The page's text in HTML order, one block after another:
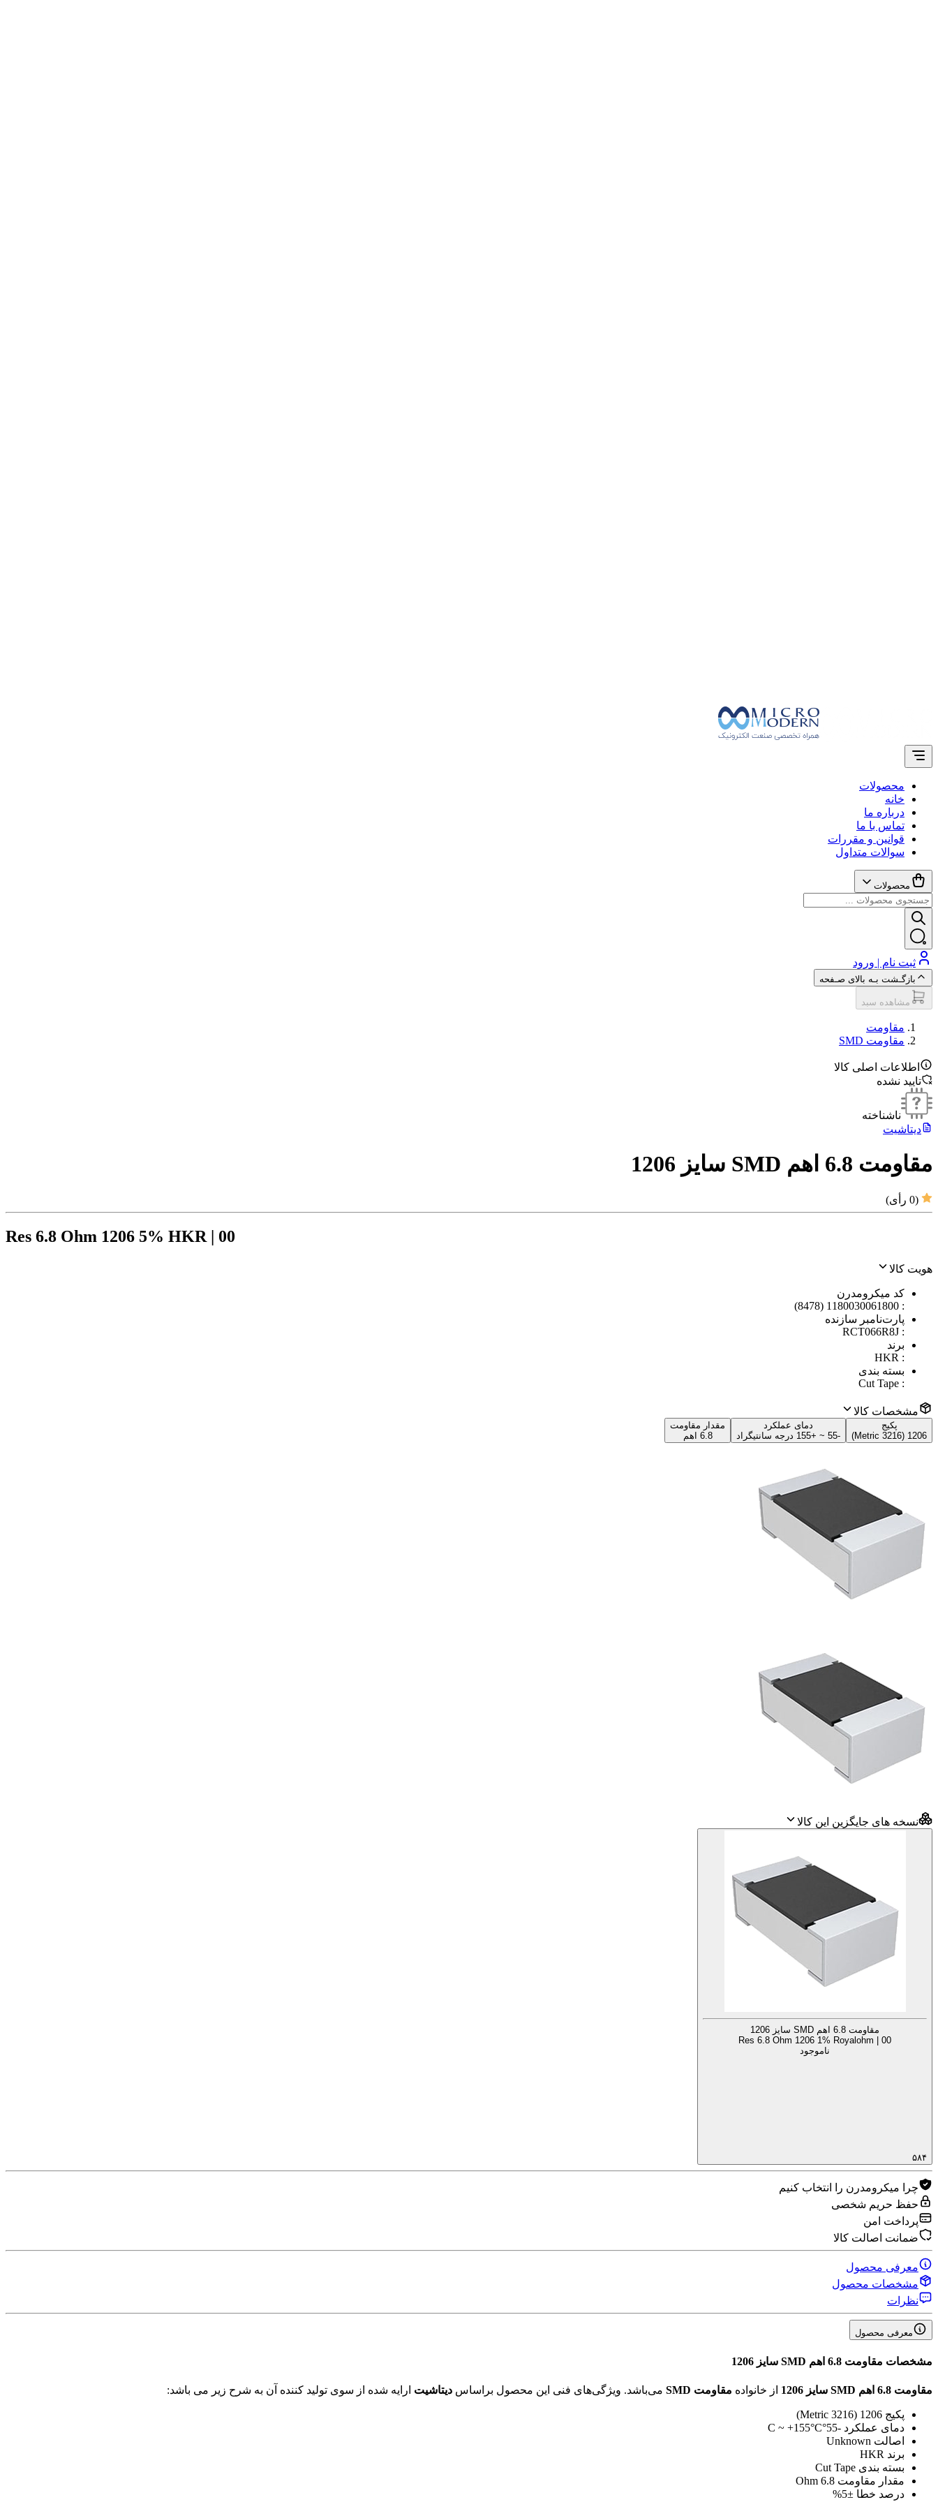
محصولات
خانه
درباره ما
تماس با ما
قوانین و مقررات
سوالات متداول
محصولات
ثبت نام | ورود
بازگـشت بـه بالای صـفحه
مشاهده سبد
مقاومت‌
مقاومت SMD
اطلاعات اصلی کالا
تایید نشده
ناشناخته
دیتاشیت
مقاومت 6.8 اهم SMD سایز 1206
(
0 رأی)
Res 6.8 Ohm 1206 5% HKR | 00
هویت کالا
کد میکرومدرن
:
1180030061800 (8478)
پارت‌نامبر سازنده
:
RCT066R8J
برند
:
HKR
بسته بندی
:
Cut Tape
مشخصات کالا
پکیج
1206 (3216 Metric)
دمای عملکرد
-55 ~ +155 درجه سانتیگراد
مقدار مقاومت
6.8 اهم
نسخه های جایگزین این کالا
مقاومت 6.8 اهم SMD سایز 1206
Res 6.8 Ohm 1206 1% Royalohm | 00
ناموجود
۵۸۴
چرا میکرومدرن را انتخاب کنیم
حفظ حریم شخصی
پرداخت امن
ضمانت اصالت کالا
معرفی محصول
مشخصات محصول
نظرات
معرفی محصول
مشخصات مقاومت 6.8 اهم SMD سایز 1206
مقاومت 6.8 اهم SMD سایز 1206 از خانواده مقاومت SMD می‌باشد. ویژگی‌های فنی این محصول براساس دیتاشیت ارایه شده از سوی تولید کننده آن به شرح زیر می باشد:
پکیج 1206 (3216 Metric)
دمای عملکرد -55°C ~ +155°C
اصالت Unknown
برند HKR
بسته بندی Cut Tape
مقدار مقاومت 6.8 Ohm
درصد خطا ±5%